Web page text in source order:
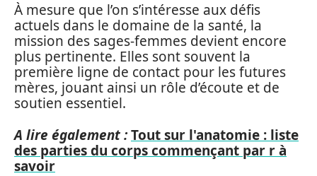
À mesure que l’on s’intéresse aux défis
actuels dans le domaine de la santé, la
mission des sages-femmes devient encore
plus pertinente. Elles sont souvent la
première ligne de contact pour les futures
mères, jouant ainsi un rôle d’écoute et de
soutien essentiel.
A lire également :Tout sur l'anatomie : liste
des parties du corps commençant par r à
savoir